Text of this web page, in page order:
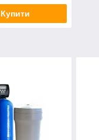
Купити